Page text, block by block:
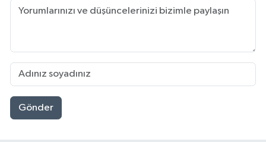
Gönder